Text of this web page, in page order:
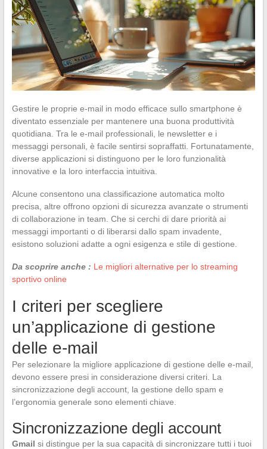
Gestire le proprie e-mail in modo efficace sullo smartphone è
diventato essenziale per mantenere una buona produttività
quotidiana. Tra le e-mail professionali, le newsletter e i
messaggi personali, è facile sentirsi sopraffatti. Fortunatamente,
diverse applicazioni si distinguono per le loro funzionalità
innovative e la loro interfaccia intuitiva.
Alcune consentono una classificazione automatica molto
precisa, altre offrono opzioni di sicurezza avanzate o strumenti
di collaborazione in team. Che si cerchi di dare priorità ai
messaggi importanti o di liberarsi dallo spam invadente,
esistono soluzioni adatte a ogni esigenza e stile di gestione.
Da scoprire anche : Le migliori alternative per lo streaming
sportivo online
I criteri per scegliere
un’applicazione di gestione
delle e-mail
Per selezionare la migliore applicazione di gestione delle e-mail,
devono essere presi in considerazione diversi criteri. La
sincronizzazione degli account, la gestione dello spam e
l’ergonomia generale sono elementi chiave.
Sincronizzazione degli account
Gmail si distingue per la sua capacità di sincronizzare tutti i tuoi